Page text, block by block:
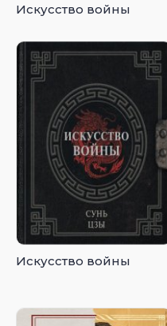
Искусство войны
Искусство войны